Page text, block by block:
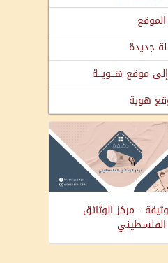
جديدة
موقع هـــويـــة
هوية
- مركز الوثائق
الفلسطيني